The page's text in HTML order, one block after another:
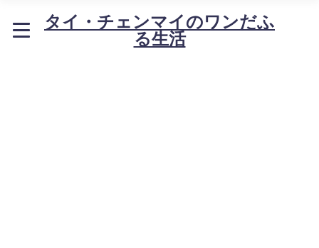
タイ・チェンマイのワンだふ
る生活